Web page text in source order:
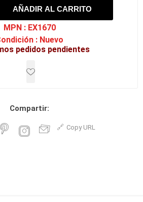
AÑADIR AL CARRITO
MPN : EX1670
: Nuevo
pedidos pendientes
Compartir:
Copy URL